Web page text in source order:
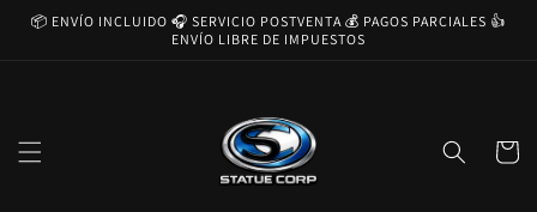
directamente
📦 ENVÍO INCLUIDO 🎧 SERVICIO POSTVENTA 💰 PAGOS PARCIALES 👍
ENVÍO LIBRE DE IMPUESTOS
Carrito